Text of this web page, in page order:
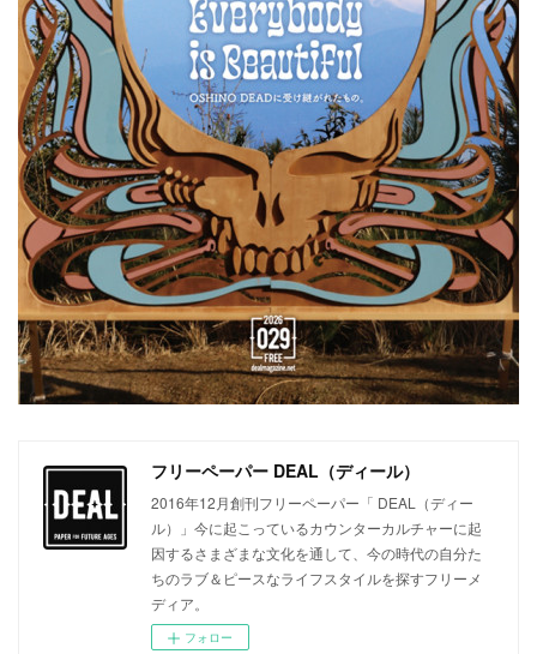
フリーペーパー DEAL（ディール）
2016年12月創刊フリーペーパー「 DEAL（ディー
ル）」今に起こっているカウンターカルチャーに起
因するさまざまな文化を通して、今の時代の自分た
ちのラブ＆ピースなライフスタイルを探すフリーメ
ディア。
フォロー